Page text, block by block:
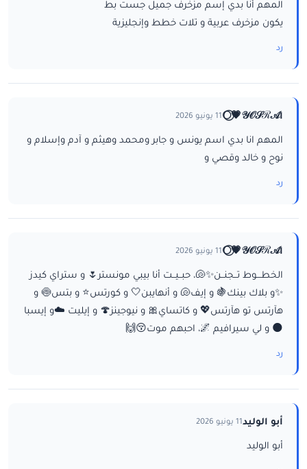
المهم أنا بدي إسم مزخرف جميل جست بط
يكون مزخرف عربية و تلات خطط وإنجليزية
رد
ا𝒴𝒪𝒮ℛ𝒜💗⃝🌕 11 يونيو 2026
المهم انا بدي اسم يونس و جابر ومحمد وهيثم و آدم وإسلام و
نوح و خالد وقصي و
رد
ا𝒴𝒪𝒮ℛ𝒜💗⃝🌕 11 يونيو 2026
الخطـــوط تــجنــن✨🐚، حبــيــت أنا بيبي مونستر🌷 و ستراي كيدز
✨و بلاك بينك🍇 و إيف🐚 و أنهايبن🤍 و كورتس⭐ و بتس🍥 و
هآرتس تو هآرتس💖 و كاتساي🎀 و نيوجينز🍄 و إيليت ☁️و إيسبا
🌑 و لي سيرافيم 🌌، احبهم موت😚🙌
رد
أبو الوليد11 يونيو 2026
أبو الوليد